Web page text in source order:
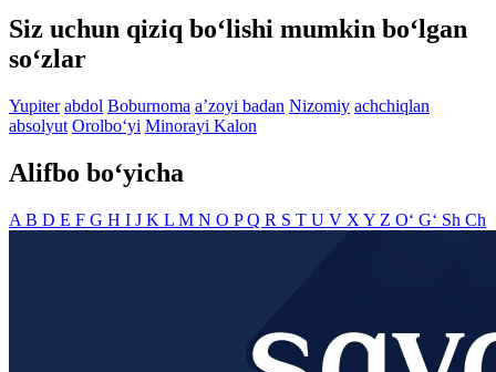
Siz uchun qiziq bo‘lishi mumkin bo‘lgan
so‘zlar
Yupiter abdol Boburnoma aʼzoyi badan Nizomiy achchiqlan
absolyut Orolbo‘yi Minorayi Kalon
Alifbo bo‘yicha
A B D E F G H I J K L M N O PQ R S T U V X Y Z O‘ G‘ Sh Ch